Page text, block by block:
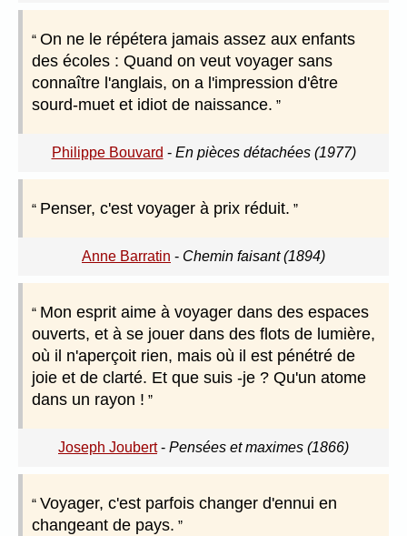
On ne le répétera jamais assez aux enfants
des écoles : Quand on veut voyager sans
connaître l'anglais, on a l'impression d'être
sourd-muet et idiot de naissance.
Philippe Bouvard - En pièces détachées (1977)
Penser, c'est voyager à prix réduit.
Anne Barratin - Chemin faisant (1894)
Mon esprit aime à voyager dans des espaces
ouverts, et à se jouer dans des flots de lumière,
où il n'aperçoit rien, mais où il est pénétré de
joie et de clarté. Et que suis -je ? Qu'un atome
dans un rayon !
Joseph Joubert- Pensées et maximes (1866)
Voyager, c'est parfois changer d'ennui en
changeant de pays.